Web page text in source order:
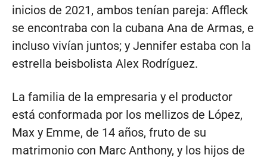
inicios de 2021, ambos tenían pareja: Affleck
se encontraba con la cubana Ana de Armas, e
incluso vivían juntos; y Jennifer estaba con la
estrella beisbolista Alex Rodríguez.
La familia de la empresaria y el productor
está conformada por los mellizos de López,
Max y Emme, de 14 años, fruto de su
matrimonio con Marc Anthony, y los hijos de